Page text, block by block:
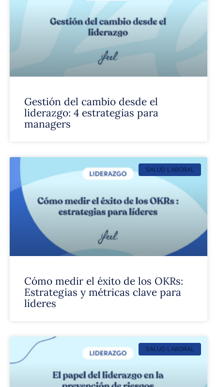
Gestión del cambio desde el
liderazgo: 4 estrategias para
managers
SALUD LABORAL
Cómo medir el éxito de los OKRs:
Estrategias y métricas clave para
líderes
SALUD LABORAL